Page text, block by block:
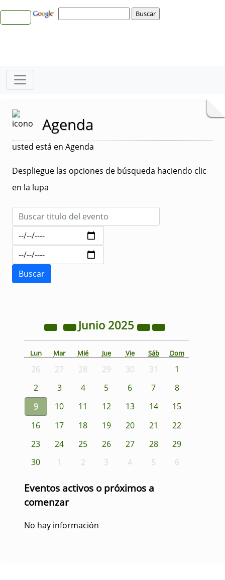
Agenda
usted está en Agenda
Despliegue las opciones de búsqueda haciendo clic
en la lupa
Junio 2025
Lun Mar Mié Jue Vie Sáb Dom
26 27 28 29 30 31
1
2
3 4 5 6 7
8
9
10 11 12 13 14
15
16
17 18 19 20 21
22
23
24 25 26 27 28
29
30
1 2 3 4 5 6
Eventos activos o próximos a
comenzar
No hay información